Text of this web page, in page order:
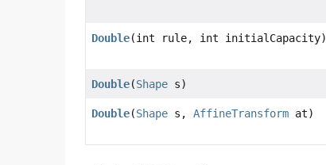
Double(int rule, int initialCapacity)
Double(Shape s)
Double(Shape s,AffineTransform at)